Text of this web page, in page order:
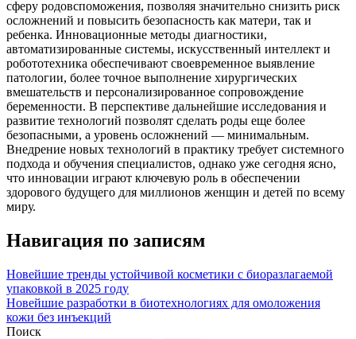
сферу родовспоможения, позволяя значительно снизить риск
осложнений и повысить безопасность как матери, так и
ребенка. Инновационные методы диагностики,
автоматизированные системы, искусственный интеллект и
робототехника обеспечивают своевременное выявление
патологии, более точное выполнение хирургических
вмешательств и персонализированное сопровождение
беременности. В перспективе дальнейшие исследования и
развитие технологий позволят сделать роды еще более
безопасными, а уровень осложнений — минимальным.
Внедрение новых технологий в практику требует системного
подхода и обучения специалистов, однако уже сегодня ясно,
что инновации играют ключевую роль в обеспечении
здорового будущего для миллионов женщин и детей по всему
миру.
Навигация по записям
Новейшие тренды устойчивой косметики с биоразлагаемой
упаковкой в 2025 году
Новейшие разработки в биотехнологиях для омоложения
кожи без инъекций
Поиск